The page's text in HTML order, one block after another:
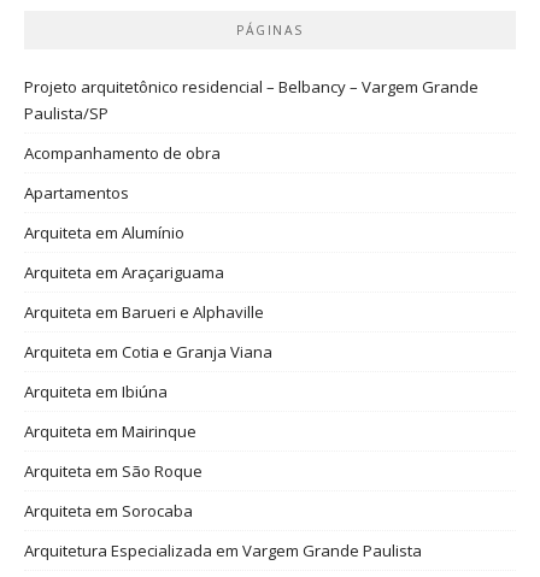
PÁGINAS
Projeto arquitetônico residencial – Belbancy – Vargem Grande
Paulista/SP
Acompanhamento de obra
Apartamentos
Arquiteta em Alumínio
Arquiteta em Araçariguama
Arquiteta em Barueri e Alphaville
Arquiteta em Cotia e Granja Viana
Arquiteta em Ibiúna
Arquiteta em Mairinque
Arquiteta em São Roque
Arquiteta em Sorocaba
Arquitetura Especializada em Vargem Grande Paulista